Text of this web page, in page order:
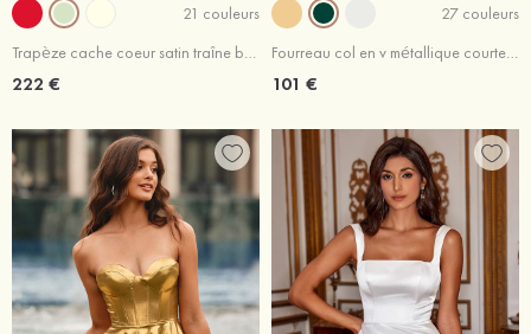
21 couleurs
Trapèze cache coeur satin traîne balayage robe de bal
222 €
27 couleurs
Fourreau col en v métallique courte/mini robe de fête de la rentrée
101 €